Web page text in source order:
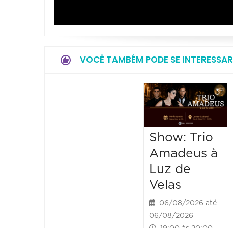
VOCÊ TAMBÉM PODE SE INTERESSAR
Show: Trio
Amadeus à
Luz de
Velas
06/08/2026 até
06/08/2026